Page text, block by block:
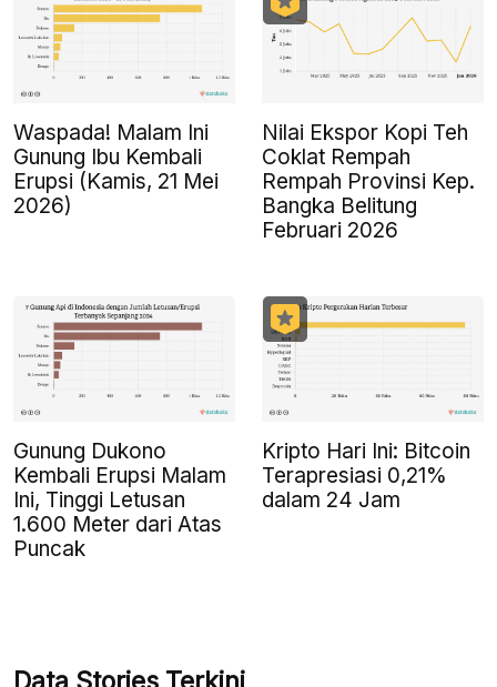
Waspada! Malam Ini
Gunung Ibu Kembali
Erupsi (Kamis, 21 Mei
2026)
Nilai Ekspor Kopi Teh
Coklat Rempah
Rempah Provinsi Kep.
Bangka Belitung
Februari 2026
Gunung Dukono
Kembali Erupsi Malam
Ini, Tinggi Letusan
1.600 Meter dari Atas
Puncak
Kripto Hari Ini: Bitcoin
Terapresiasi 0,21%
dalam 24 Jam